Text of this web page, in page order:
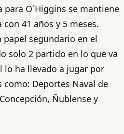
O´Higgins se mantiene
41 años y 5 meses.
papel segundario en el
solo 2 partido en lo que va
lo ha llevado a jugar por
Deportes Naval de
Ñublense y